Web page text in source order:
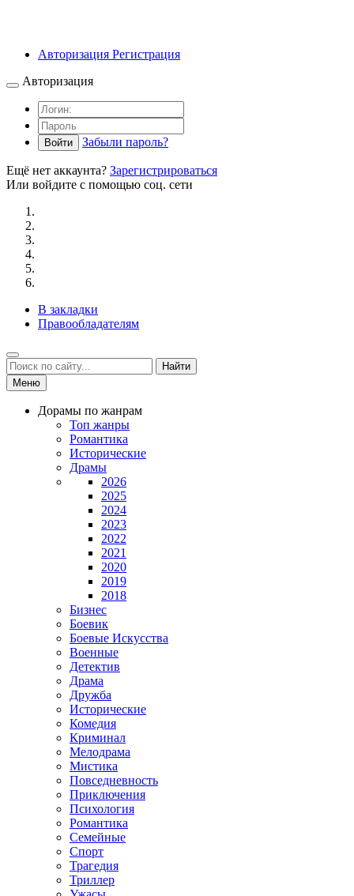
Авторизация Регистрация
Авторизация
Войти Забыли пароль?
Ещё нет аккаунта? Зарегистрироваться
Или войдите с помощью соц. сети
В закладки
Правообладателям
Найти
Меню
Дорамы по жанрам
Топ жанры
Романтика
Исторические
Драмы
2026
2025
2024
2023
2022
2021
2020
2019
2018
Бизнес
Боевик
Боевые Искусства
Военные
Детектив
Драма
Дружба
Исторические
Комедия
Криминал
Мелодрама
Мистика
Повседневность
Приключения
Психология
Романтика
Семейные
Спорт
Трагедия
Триллер